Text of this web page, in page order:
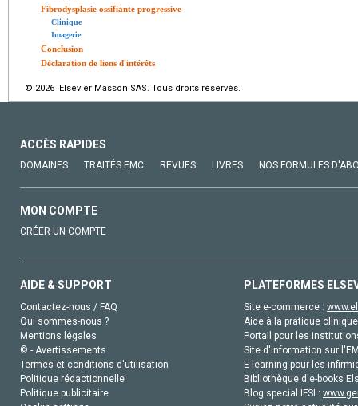
Fibrodysplasie ossifiante progressive
Clinique
Imagerie
Conclusion
Déclaration de liens d'intérêts
© 2026 Elsevier Masson SAS. Tous droits réservés.
ACCÈS RAPIDES
DOMAINES TRAITÉS EMC REVUES LIVRES NOS FORMULES
MON COMPTE
CRÉER UN COMPTE
AIDE & SUPPORT
Contactez-nous / FAQ
Qui sommes-nous ?
Mentions légales
© - Avertissements
Termes et conditions d'utilisation
Politique rédactionnelle
Politique publicitaire
PLATEFORMES
Site e-commerce :
Aide à la pratique
Portail pour les
Site d'information sur
E-learning pour les
Bibliothèque d'e-books
Blog special IFSI :